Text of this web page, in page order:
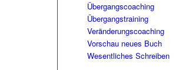
Übergangscoaching
Übergangstraining
Veränderungscoaching
Vorschau neues Buch
Wesentliches Schreiben